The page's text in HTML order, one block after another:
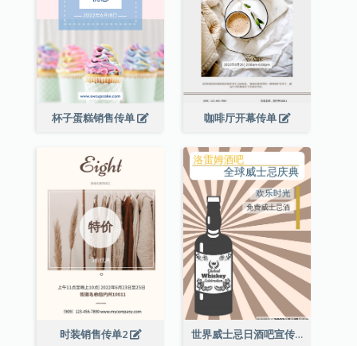
杯子蛋糕销售传单 咖啡厅开幕传单
时装销售传单2 世界威士忌日酒吧宣传传单